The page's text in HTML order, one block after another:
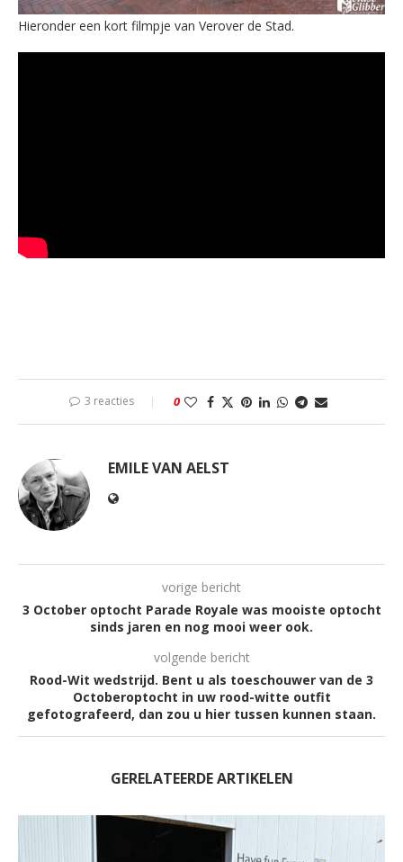
Hieronder een kort filmpje van Verover de Stad.
3 reacties 0
EMILE VAN AELST
vorige bericht
3 October optocht Parade Royale was mooiste optocht
sinds jaren en nog mooi weer ook.
volgende bericht
Rood-Wit wedstrijd. Bent u als toeschouwer van de 3
Octoberoptocht in uw rood-witte outfit
gefotografeerd, dan zou u hier tussen kunnen staan.
GERELATEERDE ARTIKELEN